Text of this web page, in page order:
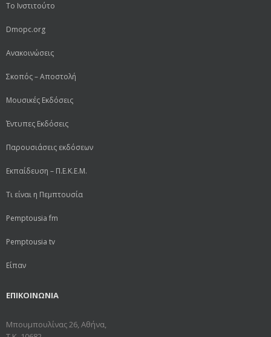
Το Ινστιτούτο
Dmopc.org
Ανακοινώσεις
Σκοπός – Αποστολή
Μουσικές Εκδόσεις
Έντυπες Εκδόσεις
Παρουσιάσεις εκδόσεων
Εκπαίδευση – Π.Ε.Κ.Ε.Μ.
Τι είναι η Πεμπτουσία
Pemptousia fm
Pemptousia tv
Είπαν
ΕΠΙΚΟΙΝΩΝΙΑ
Μπουμπουλίνας 26, Αθήνα,